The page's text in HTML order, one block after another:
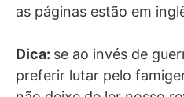
as páginas estão em
Dica: se ao invés de
preferir lutar pelo